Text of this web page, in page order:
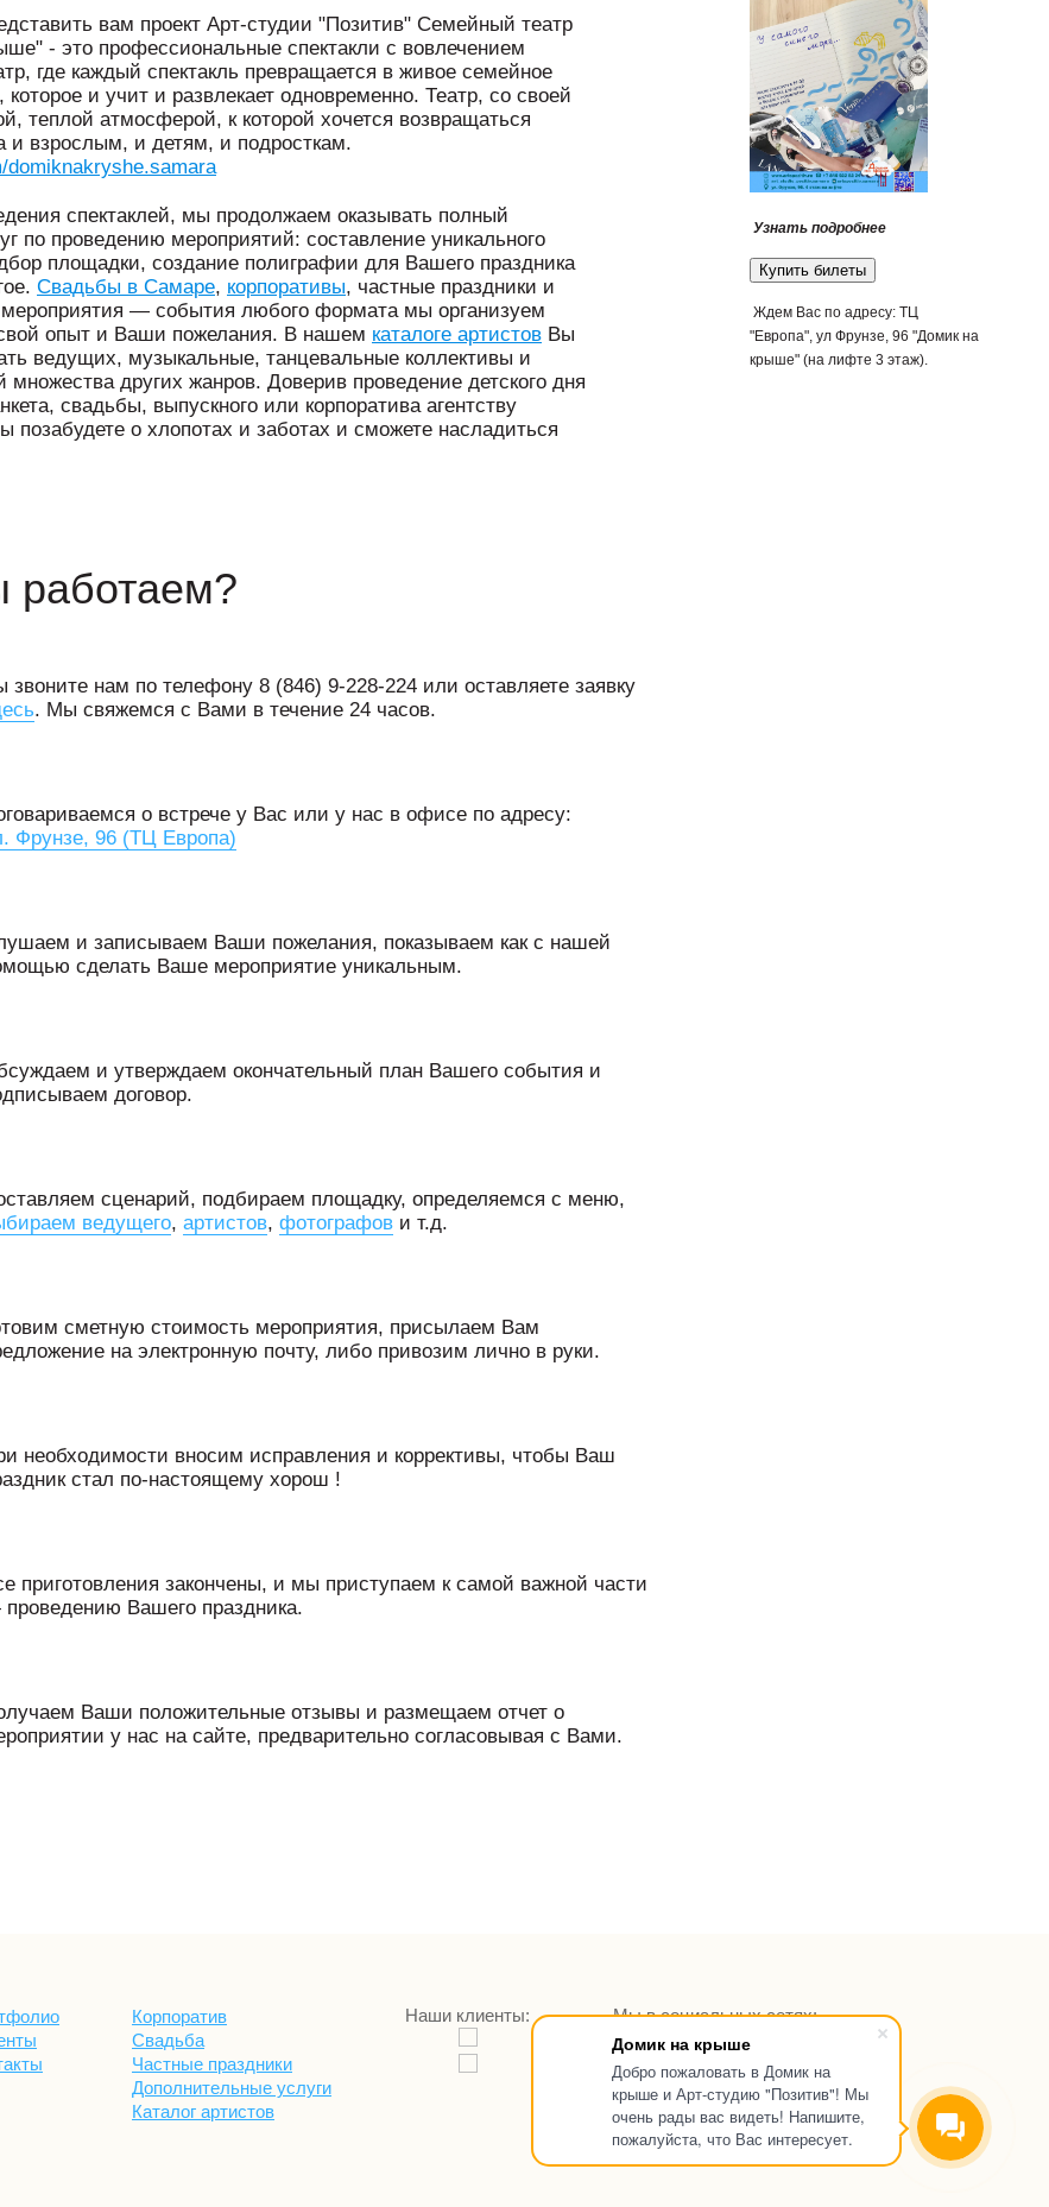
Домик на крыше
Добро пожаловать в Домик на
крыше и Арт-студию "Позитив"! Мы
очень рады вас видеть! Напишите,
пожалуйста, что Вас интересует.
вам проект Арт-студии "Позитив" Семейный театр
- это профессиональные спектакли с вовлечением
где каждый спектакль превращается в живое семейное
и учит и развлекает одновременно. Театр, со своей
теплой атмосферой, к которой хочется возвращаться
и взрослым, и детям, и подросткам.
domiknakryshe.samara
спектаклей, мы продолжаем оказывать полный
по проведению мероприятий: составление уникального
площадки, создание полиграфии для Вашего праздника
Свадьбы в Самаре, корпоративы, частные праздники и
— события любого формата мы организуем
опыт и Ваши пожелания. В нашем каталоге артистов Вы
ведущих, музыкальные, танцевальные коллективы и
множества других жанров. Доверив проведение детского дня
свадьбы, выпускного или корпоратива агентству
позабудете о хлопотах и заботах и сможете насладиться
работаем?
звоните нам по телефону 8 (846) 9-228-224 или оставляете заявку
. Мы свяжемся с Вами в течение 24 часов.
о встрече у Вас или у нас в офисе по адресу:
Фрунзе, 96 (ТЦ Европа)
и записываем Ваши пожелания, показываем как с нашей
сделать Ваше мероприятие уникальным.
и утверждаем окончательный план Вашего события и
договор.
сценарий, подбираем площадку, определяемся с меню,
ведущего, артистов, фотографов и т.д.
сметную стоимость мероприятия, присылаем Вам
на электронную почту, либо привозим лично в руки.
необходимости вносим исправления и коррективы, чтобы Ваш
стал по-настоящему хорош !
приготовления закончены, и мы приступаем к самой важной части
Вашего праздника.
Ваши положительные отзывы и размещаем отчет о
у нас на сайте, предварительно согласовывая с Вами.
Узнать подробнее
Купить билеты
Ждем Вас по адресу: ТЦ
"Европа", ул Фрунзе, 96 "Домик на
крыше" (на лифте 3 этаж).
Корпоратив
Свадьба
Частные праздники
Дополнительные услуги
Каталог артистов
Наши клиенты: Мы в социальных сетях: